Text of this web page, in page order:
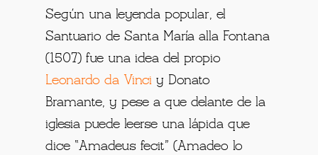
Según una leyenda popular, el
Santuario de Santa María alla Fontana
(1507) fue una idea del propio
Leonardo da Vinci y Donato
Bramante, y pese a que delante de la
iglesia puede leerse una lápida que
dice “Amadeus fecit” (Amadeo lo